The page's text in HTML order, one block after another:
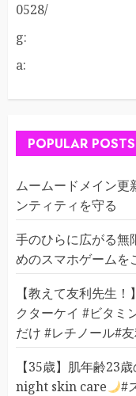
0528/
g:
a:
POPULAR POSTS
ムームードメイン更
ンティティを守る
手のひらに広がる無
めのスマホゲームを
【教えて友利先生
クターケイ #ビタミ
だけ #レチノール#
【35歳】肌年齢23
night skin care
#